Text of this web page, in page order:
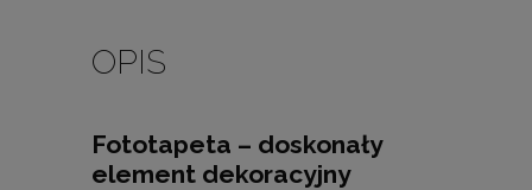
OPIS
Fototapeta – doskonały
element dekoracyjny